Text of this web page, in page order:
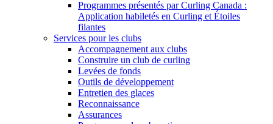
Programmes présentés par Curling Canada :
Application habiletés en Curling et Étoiles
filantes
Services pour les clubs
Accompagnement aux clubs
Construire un club de curling
Levées de fonds
Outils de développement
Entretien des glaces
Reconnaissance
Assurances